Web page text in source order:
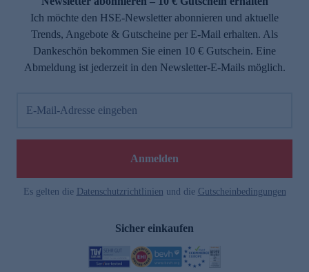
Ich möchte den HSE-Newsletter abonnieren und aktuelle
Trends, Angebote & Gutscheine per E-Mail erhalten. Als
Dankeschön bekommen Sie einen 10 € Gutschein. Eine
Abmeldung ist jederzeit in den Newsletter-E-Mails möglich.
E-Mail-Adresse eingeben
Anmelden
Es gelten die Datenschutzrichtlinien und die Gutscheinbedingungen
Sicher einkaufen